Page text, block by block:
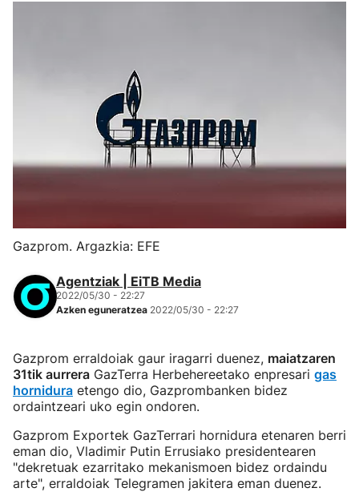
Gazprom. Argazkia: EFE
Agentziak | EiTB Media
2022/05/30 - 22:27
Azken eguneratzea 2022/05/30 - 22:27
Gazprom erraldoiak gaur iragarri duenez, maiatzaren
31tik aurrera GazTerra Herbehereetako enpresari gas
hornidura etengo dio, Gazprombanken bidez
ordaintzeari uko egin ondoren.
Gazprom Exportek GazTerrari hornidura etenaren berri
eman dio, Vladimir Putin Errusiako presidentearen
"dekretuak ezarritako mekanismoen bidez ordaindu
arte", erraldoiak Telegramen jakitera eman duenez.